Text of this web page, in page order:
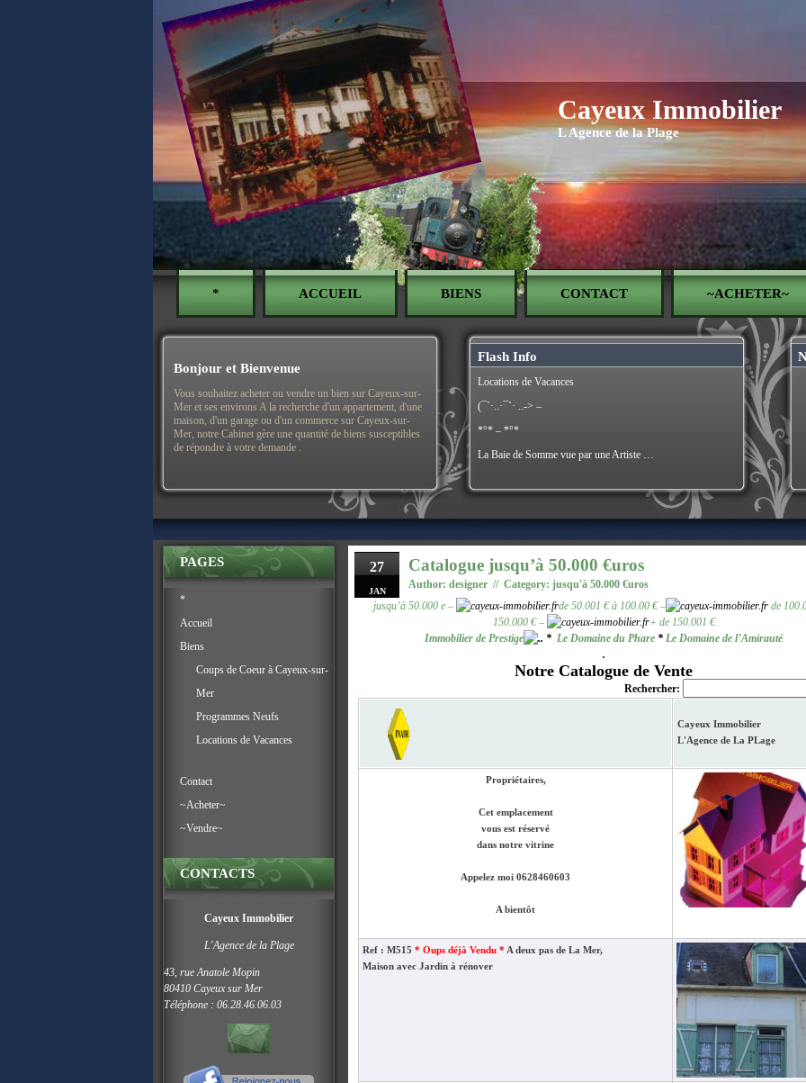
* ACCUEIL BIENS CONTACT ~ACHETER~
Cayeux Immobilier
L Agence de la Plage
Bonjour et Bienvenue
Vous souhaitez acheter ou vendre un bien sur Cayeux-sur-
Mer et ses environs A la recherche d'un appartement, d'une
maison, d'un garage ou d'un commerce sur Cayeux-sur-
Mer, notre Cabinet gère une quantité de biens susceptibles
de répondre à votre demande .
Flash Info
Locations de Vacances
(¯`·..·¯`· ..-> –
*°* – *°*
La Baie de Somme vue par une Artiste …
PAGES
*
Accueil
Biens
Coups de Coeur à Cayeux-sur-
Mer
Programmes Neufs
Locations de Vacances
Contact
~Acheter~
~Vendre~
CONTACTS
Cayeux Immobilier
L'Agence de la Plage
43, rue Anatole Mopin
80410 Cayeux sur Mer
Téléphone : 06.28.46.06.03
27
JAN
Catalogue jusqu’à 50.000 €uros
Author: designer // Category: jusqu'à 50.000 €uros
jusqu’à 50.000 e – de 50.001 € à 100.00 €–
de
150.000 €–
+ de 150.001 €
Immobilier de Prestige
* Le Domaine du Phare * Le Domaine de l’Amirauté
.
Notre Catalogue de Vente
Rechercher:
Cayeux Immobilier
L'Agence de La PLage
Propriétaires,
Cet emplacement
vous est réservé
dans notre vitrine
Appelez moi 0628460603
A bientôt
Ref : M515 * Oups déjà Vendu * A deux pas de La Mer,
Maison avec Jardin à rénover